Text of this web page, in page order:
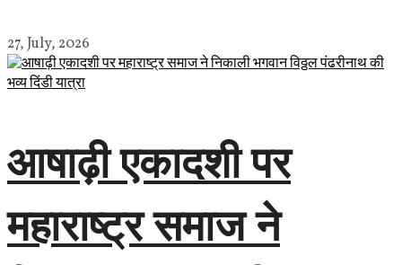
27, July, 2026
आषाढ़ी एकादशी पर
महाराष्ट्र समाज ने